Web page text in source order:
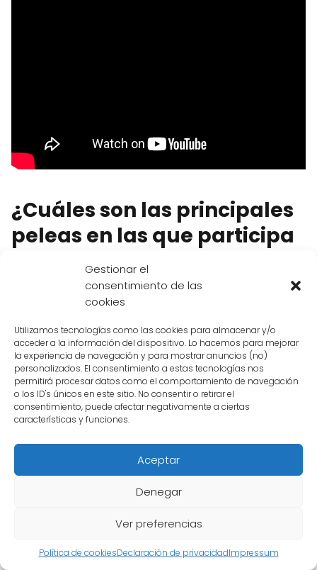
Gestionar el
consentimiento de las
cookies
Utilizamos tecnologías como las cookies para almacenar y/o
acceder a la información del dispositivo. Lo hacemos para mejorar
la experiencia de navegación y para mostrar anuncios (no)
personalizados. El consentimiento a estas tecnologías nos
permitirá procesar datos como el comportamiento de navegación
o los ID's únicos en este sitio. No consentir o retirar el
consentimiento, puede afectar negativamente a ciertas
características y funciones.
Aceptar
Denegar
Ver preferencias
Política de cookiesDeclaración de privacidadImpressum
¿Cuáles son las principales
peleas en las que participa
androide 19 y cómo afectan
a la historia?
es uno de los villanos más
destacados en la serie de Dragon Ball Z.
Aparece por primera vez en la saga de los
androides y su nivel de poder se convierte en
una amenaza para nuestros héroes.
La pelea contra Vegeta
En su primer enfrentamiento, el androide 19 se
enfrenta a Vegeta. A pesar de su apariencia
un rival formidable. Utilizando su capacidad
absorber la energía de sus oponentes